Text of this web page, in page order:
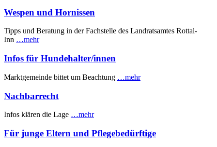
Wespen und Hornissen
Tipps und Beratung in der Fachstelle des Landratsamtes Rottal-
Inn …mehr
Infos für Hundehalter/innen
Marktgemeinde bittet um Beachtung …mehr
Nachbarrecht
Infos klären die Lage …mehr
Für junge Eltern und Pflegebedürftige